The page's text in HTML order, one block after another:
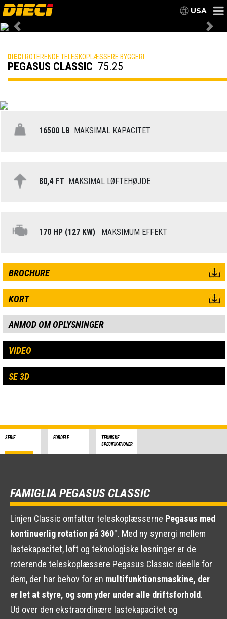
USA
Previous
DIECI ROTERENDE TELESKOPLÆSSERE BYGGERI
PEGASUS CLASSIC 75.25
16500 LB MAKSIMAL KAPACITET
80,4 FT MAKSIMAL LØFTEHØJDE
170 HP (127 KW) MAKSIMUM EFFEKT
BROCHURE
KORT
ANMOD OM OPLYSNINGER
VIDEO
SE 3D
SERIE FORDELE
TEKNISKE
SPECIFIKATIONER
FAMIGLIA PEGASUS CLASSIC
Linjen Classic omfatter teleskoplæsserne Pegasus med
kontinuerlig rotation på 360°. Med ny synergi mellem
lastekapacitet, løft og teknologiske løsninger er de
roterende teleskoplæssere Pegasus Classic ideelle for
dem, der har behov for en multifunktionsmaskine, der
er let at styre, og som yder under alle driftsforhold.
Ud over den ekstraordinære lastekapacitet og